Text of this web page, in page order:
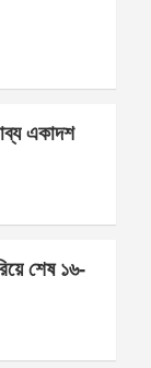
একাদশ
শেষ ১৬-